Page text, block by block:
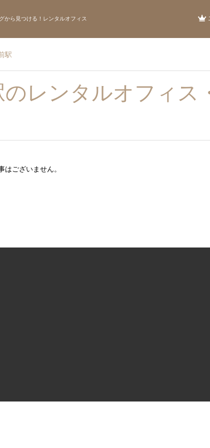
から見つける！レンタルオフィス
駅
のレンタルオフィ
はございません。